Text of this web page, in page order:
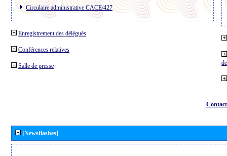
Circulaire administrative CACE/427
Enregistrement des délégués
Conférences relatives
Salle de presse
[Newsflashes]